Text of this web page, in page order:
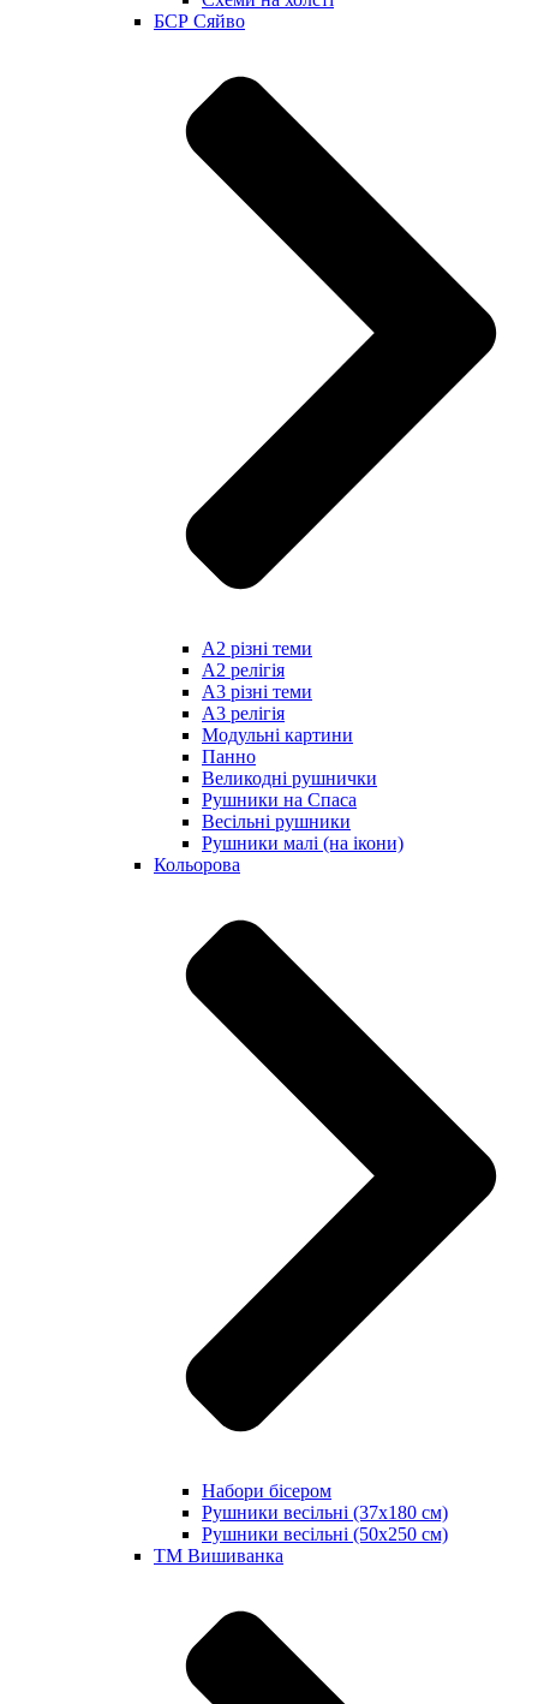
БСР Сяйво
А2 різні теми
А2 релігія
А3 різні теми
А3 релігія
Модульні картини
Панно
Великодні рушнички
Рушники на Спаса
Весільні рушники
Рушники малі (на ікони)
Кольорова
Набори бісером
Рушники весільні (37х180 см)
Рушники весільні (50х250 см)
ТМ Вишиванка